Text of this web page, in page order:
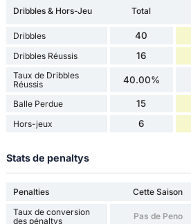
Dribbles & Hors-Jeu Total
Dribbles 40
Dribbles Réussis 16
Taux de Dribbles
Réussis
40.00%
Balle Perdue 15
Hors-jeux 6
Stats de penaltys
Penalties Cette Saison
Taux de conversion
des pénaltys
Pas de Peno